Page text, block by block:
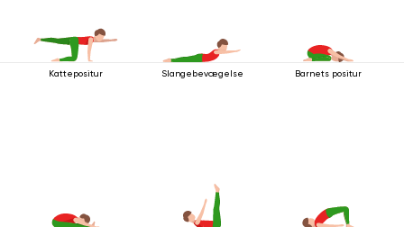
Kattepositur Slangebevægelse Barnets positur